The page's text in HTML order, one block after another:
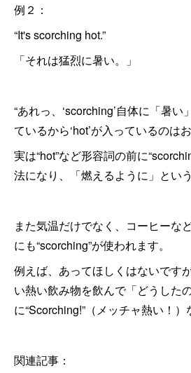
例２：
“It's scorching hot.”
「それは猛烈に暑い。」
“あれっ、‘scorching’自体に「暑
ているから‘hot’が入っているのは
実は“hot”など形容詞の前に
法になり、「燃えるように」とい
また気温だけでなく、コーヒーな
にも“scorching”が使われます。
例えば、あってほしくはないです
い熱い飲み物を飲んで「どうした
に“Scorching!”（メッチャ熱い！）
関連記事：